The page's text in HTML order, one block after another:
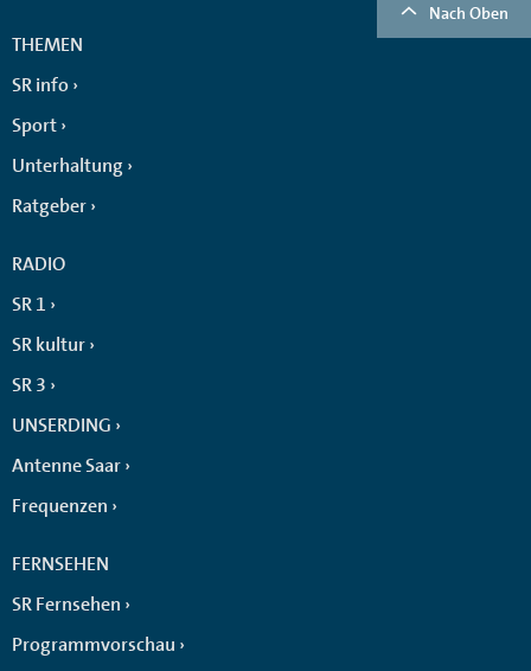
Nach Oben
THEMEN
SR info
Sport
Unterhaltung
Ratgeber
RADIO
SR 1
SR kultur
SR 3
UNSERDING
Antenne Saar
Frequenzen
FERNSEHEN
SR Fernsehen
Programmvorschau